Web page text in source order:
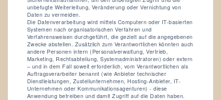
unbefugte Weiterleitung, Veränderung oder Vernichtung von
Daten zu vermeiden.
Die Datenverarbeitung wird mittels Computern oder IT-basierten
Systemen nach organisatorischen Verfahren und
Verfahrensweisen durchgeführt, die gezielt auf die angegebenen
Zwecke abstellen. Zusätzlich zum Verantwortlichen könnten auch
andere Personen intern (Personalverwaltung, Vertrieb,
Marketing, Rechtsabteilung, Systemadministratoren) oder extern
– und in dem Fall soweit erforderlich, vom Verantwortlichen als
Auftragsverarbeiter benannt (wie Anbieter technischer
Dienstleistungen, Zustellunternehmen, Hosting-Anbieter, IT-
Unternehmen oder Kommunikationsagenturen) - diese
Anwendung betreiben und damit Zugriff auf die Daten haben.